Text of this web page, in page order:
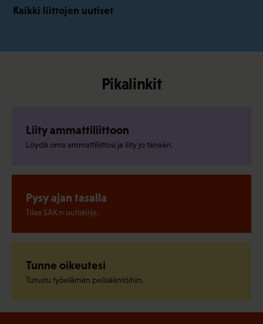
Kaikki liittojen uutiset
Pikalinkit
Liity ammattiliittoon
Löydä oma ammattiliittosi ja liity jo tänään.
Pysy ajan tasalla
Tilaa SAK:n uutiskirje.
Tunne oikeutesi
Tutustu työelämän pelisääntöihin.